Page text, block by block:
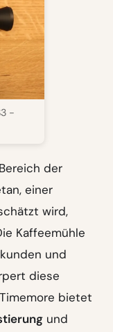
-
der
einer
wird,
Kaffeemühle
und
diese
bietet
und